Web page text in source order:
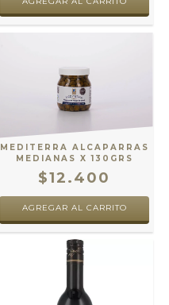
MEDITERRA ALCAPARRAS
MEDIANAS X 130GRS
$12.400